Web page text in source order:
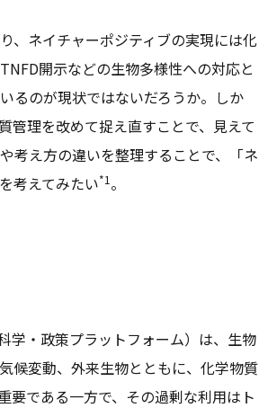
、ネイチャーポジティブの実現には化
開示などの生物多様性への対応と
るのが現状ではないだろうか。しか
管理を改めて捉え直すことで、見えて
考え方の違いを整理することで、「ネ
考えてみたい*1 。
学・政策プラットフォーム）は、生物
候変動、外来生物とともに、化学物質
要である一方で、その過剰な利用はト